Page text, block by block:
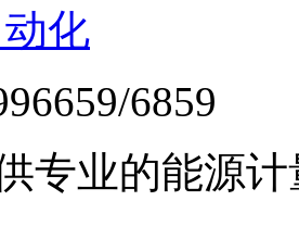
6859
专业的能源